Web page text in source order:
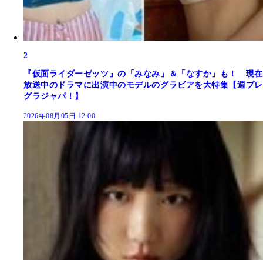
2
『仮面ライダーゼッツ』の「みなみ」＆「なすか」も！ 現在
放送中のドラマに出演中のモデルのグラビアを大特集【週プレ
グラジャパ！】
2026年08月05日 12:00